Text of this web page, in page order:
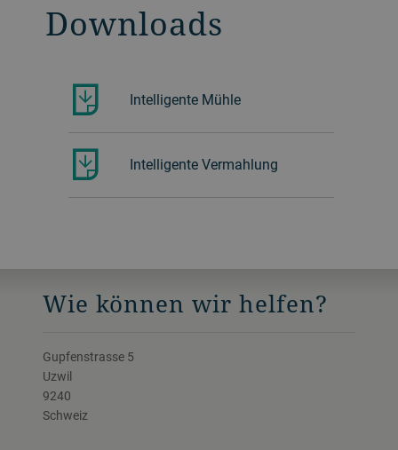
Downloads
Intelligente Mühle
Intelligente Vermahlung
Wie können wir helfen?
Gupfenstrasse 5
Uzwil
9240
Schweiz